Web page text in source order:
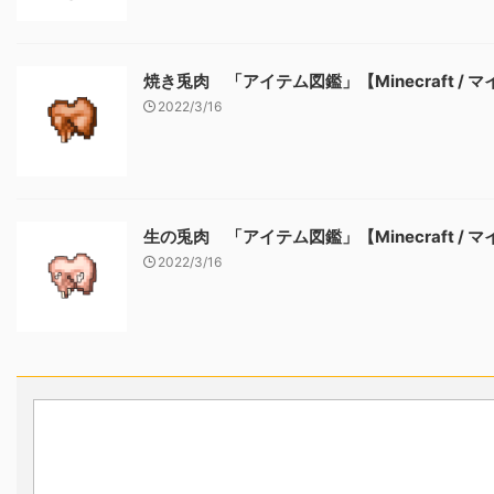
焼き兎肉 「アイテム図鑑」【Minecraft / マイ
2022/3/16
生の兎肉 「アイテム図鑑」【Minecraft / マイ
2022/3/16